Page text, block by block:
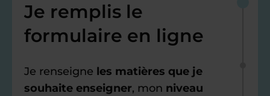
Je remplis le
formulaire en ligne
Je renseigne les matières que je
souhaite enseigner, mon niveau